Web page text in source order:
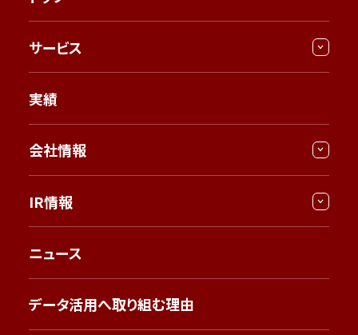
サービス
実績
会社情報
IR情報
ニュース
データ活用へ取り組む理由